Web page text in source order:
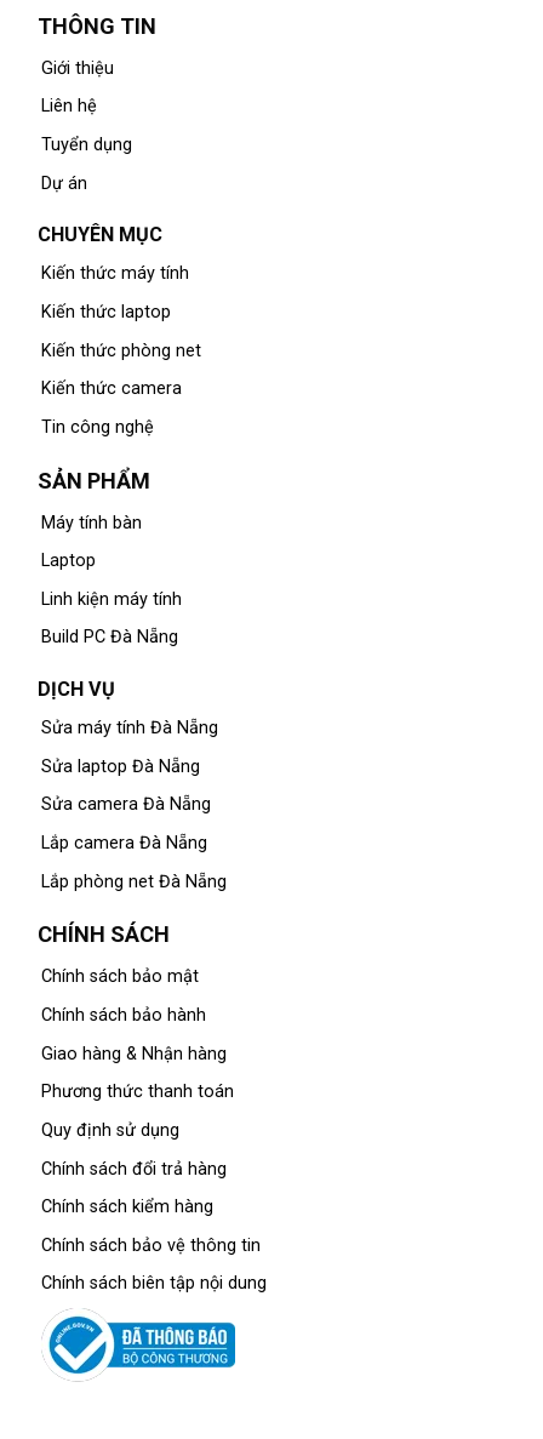
THÔNG TIN
Giới thiệu
Liên hệ
Tuyển dụng
Dự án
CHUYÊN MỤC
Kiến thức máy tính
Kiến thức laptop
Kiến thức phòng net
Kiến thức camera
Tin công nghệ
SẢN PHẨM
Máy tính bàn
Laptop
Linh kiện máy tính
Build PC Đà Nẵng
DỊCH VỤ
Sửa máy tính Đà Nẵng
Sửa laptop Đà Nẵng
Sửa camera Đà Nẵng
Lắp camera Đà Nẵng
Lắp phòng net Đà Nẵng
CHÍNH SÁCH
Chính sách bảo mật
Chính sách bảo hành
Giao hàng & Nhận hàng
Phương thức thanh toán
Quy định sử dụng
Chính sách đổi trả hàng
Chính sách kiểm hàng
Chính sách bảo vệ thông tin
Chính sách biên tập nội dung